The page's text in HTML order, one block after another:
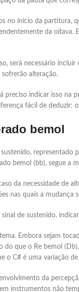
no inicio da partitura,
da oitava.
será necessário
sofrerão alteração.
preciso indicar isso na
fácil de deduzir:
bemol
representado
bemol (bb), segue a
da necessidade de
nas quais a
de sustenido,
Embora sejam
que o Re bemol
o C# é uma variação
da
instrumentos não